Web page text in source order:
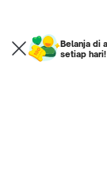
Belanja di
setiap hari!